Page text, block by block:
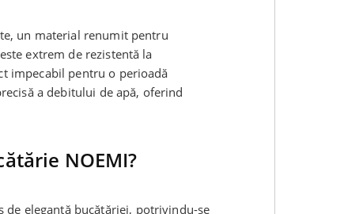
un material renumit pentru
extrem de rezistentă la
impecabil pentru o perioadă
a debitului de apă, oferind
NOEMI?
de eleganță bucătăriei, potrivindu-se